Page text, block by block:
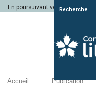
En poursuivant votreRecherche
Accueil Publication